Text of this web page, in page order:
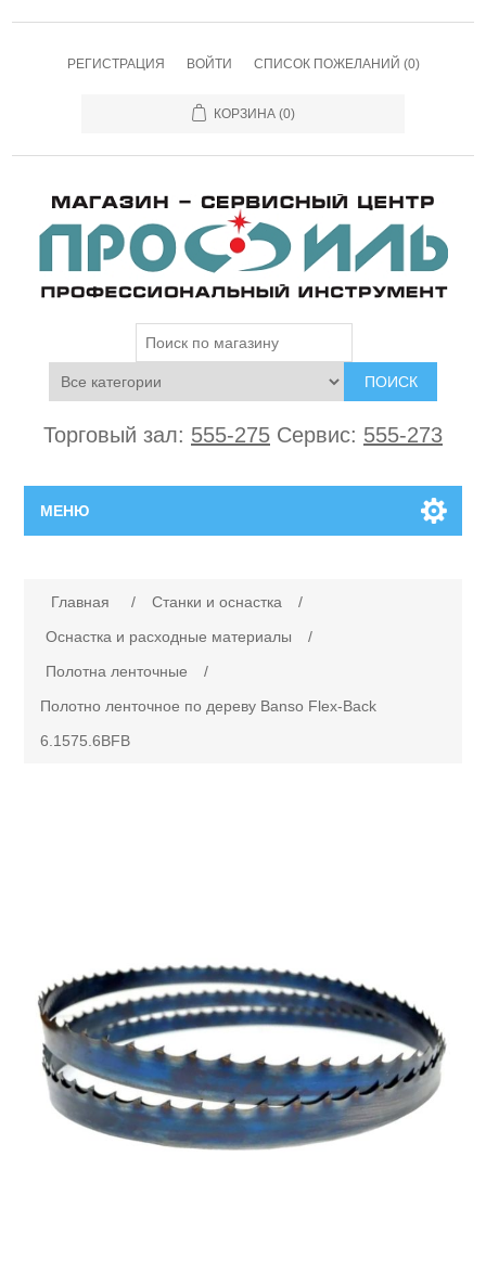
РЕГИСТРАЦИЯ ВОЙТИ СПИСОК ПОЖЕЛАНИЙ (0)
КОРЗИНА (0)
ПОИСК
Торговый зал: 555-275 Сервис: 555-273
МЕНЮ
Электроинструмент
Поиск
Ремонт инструмента марки DCK
Ремонт инструмента марки Elitech
Сервисный центр JET
Новости
FAQ
Контакты
Главная / Станки и оснастка
/
Оснастка и расходные материалы
/
Полотна ленточные
/
Полотно ленточное по дереву Banso Flex-Back
6.1575.6BFB